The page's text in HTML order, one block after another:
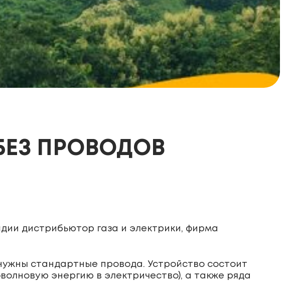
ПРОВОДОВ
дистрибьютор газа и электрики, фирма
стандартные провода. Устройство состоит
энергию в электричество), а также ряда